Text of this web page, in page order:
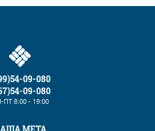
09-080
09-080
ПТ8:00 - 19:00